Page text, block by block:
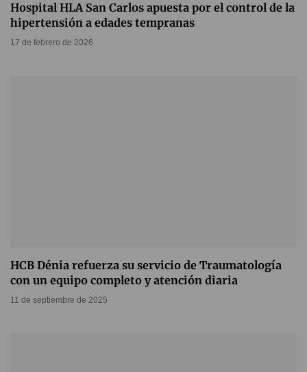
Hospital HLA San Carlos apuesta por el control de la
hipertensión a edades tempranas
17 de febrero de 2026
HCB Dénia refuerza su servicio de Traumatología
con un equipo completo y atención diaria
11 de septiembre de 2025